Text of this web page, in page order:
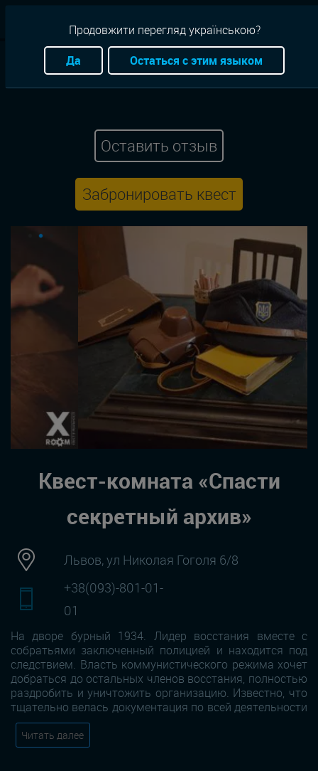
Львов Следствие
Приключение
Enigma
Спасти секретный архив
Оставить отзыв
Забронировать квест
Квест-комната «Спасти
секретный архив»
Львов, ул Николая Гоголя 6/8
+38(093)-801-01-
01
На дворе бурный 1934. Лидер восстания вместе с
собратьями заключенный полицией и находится под
следствием. Власть коммунистического режима хочет
добраться до остальных членов восстания, полностью
раздробить и уничтожить организацию. Известно, что
тщательно велась документация по всей деятельности
Читать далее
Продовжити перегляд українською?
Да
Остаться с этим языком